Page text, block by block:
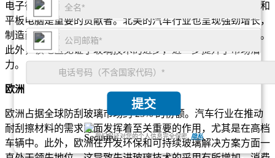
提交
我们保证对您的个人信息完全保密. 隐私
电子行业对耐用材料的需求不断增长推动的，其中智能手机和
平板电脑是重要的贡献者。北美的汽车行业也呈现强劲增长，
制造商将防刮玻璃集成到挡风玻璃和车窗等各种车辆部件中。
此外，该地区见证了玻璃技术的进步，进一步提升了市场潜
力。
欧洲
欧洲占据全球防刮玻璃市场约 25% 的份额。汽车行业在推动
耐刮擦材料的需求方面发挥着至关重要的作用，尤其是在高档
车辆中。此外，欧洲在开发环保和可持续玻璃解决方案方面一